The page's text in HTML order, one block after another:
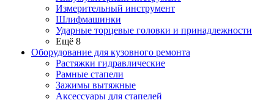
Измерительный инструмент
Шлифмашинки
Ударные торцевые головки и принадлежности
Ещё 8
Оборудование для кузовного ремонта
Растяжки гидравлические
Рамные стапели
Зажимы вытяжные
Аксессуары для стапелей